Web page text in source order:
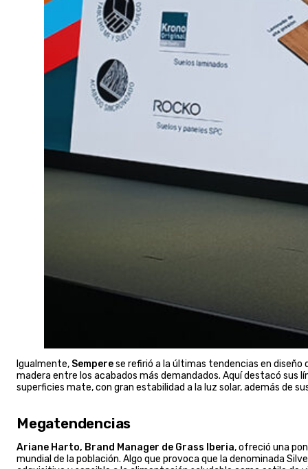
Igualmente, Semperese refirió a la últimas tendencias en
madera entre los acabados más demandados. Aquí destacó sus
superficies mate, con gran estabilidad a la luz solar, además de
Megatendencias
Ariane Harto, Brand Manager de Grass Iberia, ofreció una
mundial de la población. Algo que provoca que la denominada